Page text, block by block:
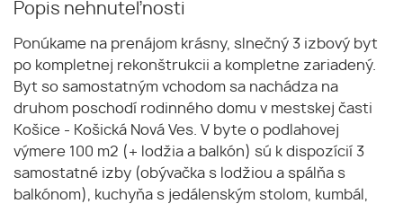
Popis nehnuteľnosti
Ponúkame na prenájom krásny, slnečný 3 izbový byt
po kompletnej rekonštrukcii a kompletne zariadený.
Byt so samostatným vchodom sa nachádza na
druhom poschodí rodinného domu v mestskej časti
Košice - Košická Nová Ves. V byte o podlahovej
výmere 100 m2 (+ lodžia a balkón) sú k dispozícií 3
samostatné izby (obývačka s lodžiou a spálňa s
balkónom), kuchyňa s jedálenským stolom, kumbál,